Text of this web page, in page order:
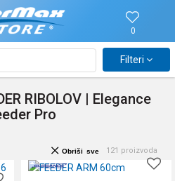
0
RIBOLOV | Elegance
Pro
Filteri
121 proizvoda
Obriši sve